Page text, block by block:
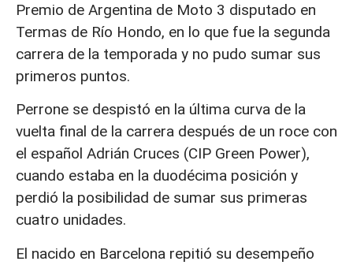
Premio de Argentina de Moto 3 disputado en
Termas de Río Hondo, en lo que fue la segunda
carrera de la temporada y no pudo sumar sus
primeros puntos.
Perrone se despistó en la última curva de la
vuelta final de la carrera después de un roce con
el español Adrián Cruces (CIP Green Power),
cuando estaba en la duodécima posición y
perdió la posibilidad de sumar sus primeras
cuatro unidades.
El nacido en Barcelona repitió su desempeño